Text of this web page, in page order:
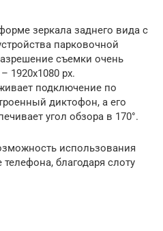
зеркала заднего вида с
парковочной
съемки очень
1920х1080 рх.
подключение по
диктофон, а его
угол обзора в 170°.
использования
телефона, благодаря слоту